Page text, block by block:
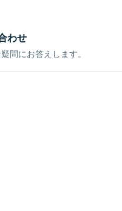
わせ
問にお答えします。